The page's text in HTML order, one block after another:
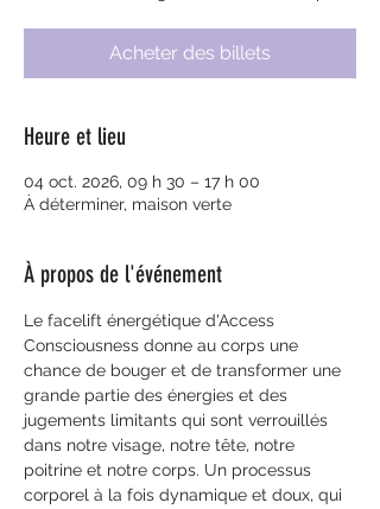
Acheter des billets
Heure et lieu
04 oct. 2026, 09 h 30 – 17 h 00
À déterminer, maison verte
À propos de l'événement
Le facelift énergétique d'Access
Consciousness donne au corps une
chance de bouger et de transformer une
grande partie des énergies et des
jugements limitants qui sont verrouillés
dans notre visage, notre tête, notre
poitrine et notre corps. Un processus
corporel à la fois dynamique et doux, qui